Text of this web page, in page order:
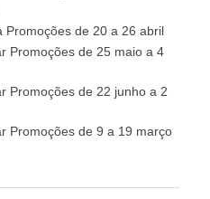
Promoções de 20 a 26 abril
Promoções de 25 maio a 4
Promoções de 22 junho a 2
Promoções de 9 a 19 março